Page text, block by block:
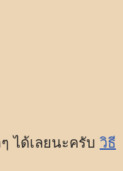
ได้เลยนะครับ วิธี